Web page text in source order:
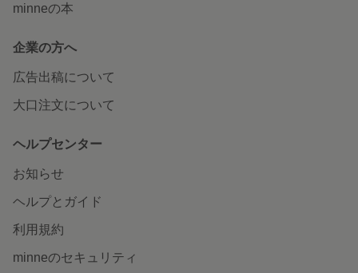
minneの本
企業の方へ
広告出稿について
大口注文について
ヘルプセンター
お知らせ
ヘルプとガイド
利用規約
minneのセキュリティ